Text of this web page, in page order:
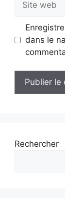
web
dans le
Rechercher